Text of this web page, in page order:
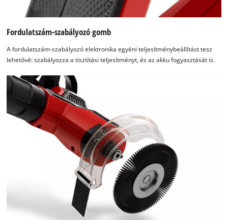
Fordulatszám-szabályozó gomb
A fordulatszám-szabályozó elektronika egyéni teljesítménybeállítást tesz
lehetővé: szabályozza a tisztítási teljesítményt, és az akku fogyasztását is.